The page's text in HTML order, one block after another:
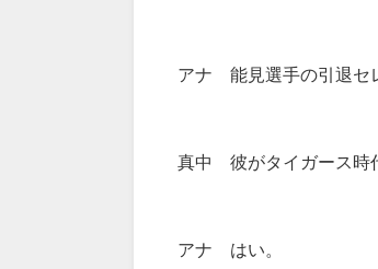
アナ 能見選手の引退セ
真中 彼がタイガース時
アナ はい。